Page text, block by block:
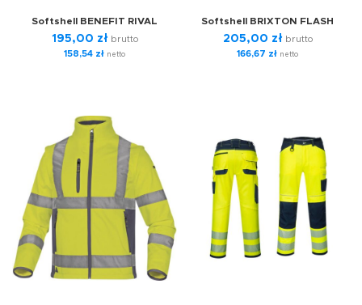
Softshell BENEFIT RIVAL
195,00 zł brutto
158,54 zł netto
Softshell BRIXTON FLASH
205,00 zł brutto
166,67 zł netto